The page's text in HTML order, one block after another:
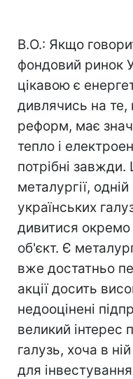
В.О.: Якщо
фондовий ринок
цікавою є
дивлячись на те,
реформ, має
тепло і
потрібні
металургії,
українських
дивитися окремо
об'єкт. Є
вже достатньо
акції досить
недооцінені
великий інтерес
галузь, хоча в
для